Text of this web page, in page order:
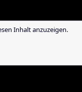
Inhalt anzuzeigen.